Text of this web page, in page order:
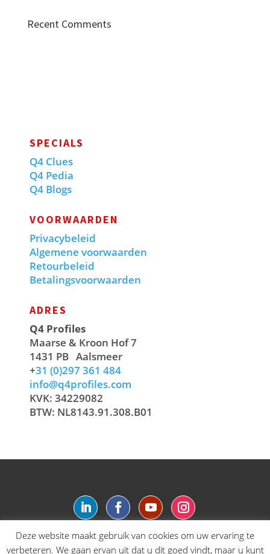
Recent Comments
SPECIALS
Q4 Clues
Q4 Pedia
Q4 Blogs
VOORWAARDEN
Privacybeleid
Algemene voorwaarden
Retourbeleid
Betalingsvoorwaarden
ADRES
Q4 Profiles
Maarse & Kroon Hof 7
1431 PB Aalsmeer
+31 (0)297 361 484
info@q4profiles.com
KVK: 34229082
BTW: NL8143.91.308.B01
Deze website maakt gebruik van cookies om uw ervaring te
verbeteren. We gaan ervan uit dat u dit goed vindt, maar u kunt